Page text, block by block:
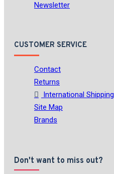
Newsletter
CUSTOMER SERVICE
Contact
Returns
International Shipping
Site Map
Brands
Don't want to miss out?